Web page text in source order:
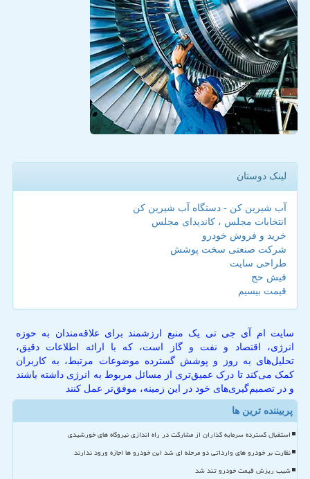
لینک دوستان
آب شیرین کن - دستگاه آب شیرین کن
انتخابات مجلس ، کاندیدای مجلس
خرید و فروش خودرو
شرکت صنعتی سخت پوشش
طراحی سایت
فیش حج
قیمت بیسیم
سایت ام آی جی تی یک منبع ارزشمند برای علاقه‌مندان به حوزه
انرژی، اقتصاد و نفت و گاز است، که با ارائه اطلاعات دقیق،
تحلیل‌های به روز و پوشش گسترده موضوعات مرتبط، به کاربران
کمک می‌کند تا درک عمیق‌تری از مسائل مربوط به انرژی داشته باشند
و در تصمیم‌گیری‌های خود در این زمینه، موفق‌تر عمل کنند
پربیننده ترین ها
استقبال گسترده سرمایه گذاران از مشارکت در راه اندازی نیروگاه های خورشیدی
نظارت بر خودرو های وارداتی دو مرحله ای شد این خودرو ها اجازه ورود ندارند
شیب ریزش قیمت خودرو تند شد